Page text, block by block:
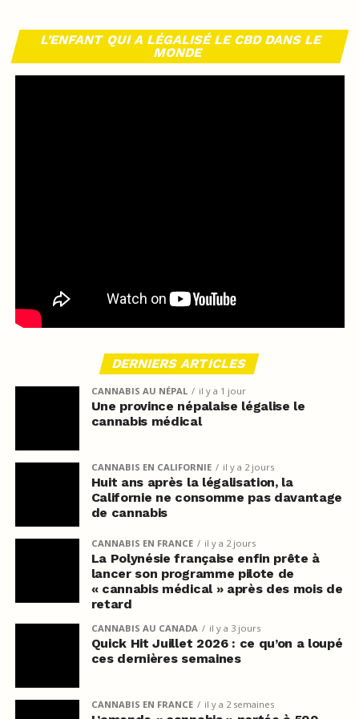
L’ENFANT QUI A LÉGALISÉ LE CBD DANS LE
MONDE
DERNIERS ARTICLES
CANNABIS AU NÉPAL il y a 1 jour
Une province népalaise légalise le
cannabis médical
CANNABIS EN CALIFORNIE il y a 2 jours
Huit ans après la légalisation, la
Californie ne consomme pas davantage
de cannabis
CANNABIS EN FRANCE il y a 2 jours
La Polynésie française enfin prête à
lancer son programme pilote de
« cannabis médical » après des mois de
retard
CANNABIS AU CANADA il y a 3 jours
Quick Hit Juillet 2026 : ce qu’on a loupé
ces dernières semaines
CANNABIS EN FRANCE il y a 2 semaines